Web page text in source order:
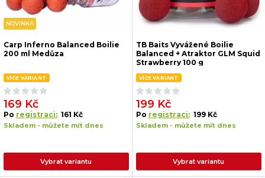
NOVINKA
Carp Inferno Balanced Boilie
200 ml Medůza
VÍCE VARIANT
169 Kč
Po registraci: 161 Kč
Skladem - můžete mít dnes
Vybrat variantu
TB Baits Vyvážené Boilie
Balanced + Atraktor GLM Squid
Strawberry 100 g
VÍCE VARIANT
199 Kč
Po registraci: 199 Kč
Skladem - můžete mít dnes
Vybrat variantu